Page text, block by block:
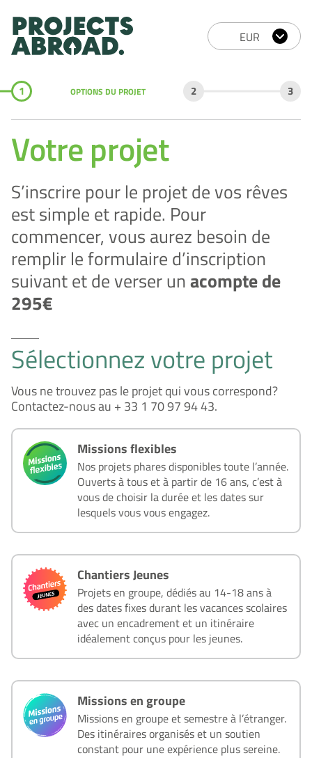
1 OPTIONS DU PROJET 2 3
Votre projet
S’inscrire pour le projet de vos rêves
est simple et rapide. Pour
commencer, vous aurez besoin de
remplir le formulaire d’inscription
suivant et de verser unacompte de
295€
Sélectionnez votre projet
Vous ne trouvez pas le projet qui vous correspond?
Contactez-nous au + 33 1 70 97 94 43.
Missions flexibles
Nos projets phares disponibles toute l’année.
Ouverts à tous et à partir de 16 ans, c’est à
vous de choisir la durée et les dates sur
lesquels vous vous engagez.
Chantiers Jeunes
Projets en groupe, dédiés au 14-18 ans à
des dates fixes durant les vacances scolaires
avec un encadrement et un itinéraire
idéalement conçus pour les jeunes.
Missions en groupe
Missions en groupe et semestre à l’étranger.
Des itinéraires organisés et un soutien
constant pour une expérience plus sereine.